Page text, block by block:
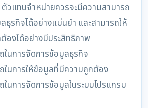
วแทนจำหน่ายควรจะมีความสามารถ
ธุรกิจได้อย่างแม่นยำ และสามารถให้
องได้อย่างมีประสิทธิภาพ
ในการจัดการข้อมูลธุรกิจ
ในการให้ข้อมูลที่มีความถูกต้อง
ในการจัดการข้อมูลในระบบโปรแกรม